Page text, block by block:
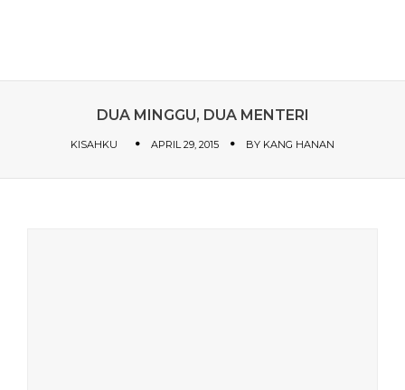
DUA MINGGU, DUA MENTERI
KISAHKU APRIL 29, 2015 BY KANG HANAN